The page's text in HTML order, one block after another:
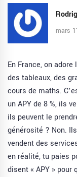
mars
En France, on
des tableaux, des
cours de maths.
un APY de 8 %, ils
ils peuvent le
générosité ? Non.
vendent des
en réalité, tu paies
disent « APY » pour